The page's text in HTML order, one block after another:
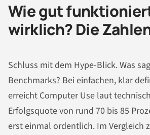
Wie gut
wirklich? Die
Schluss mit dem Hype-Blick. Was
Benchmarks? Bei einfachen, klar
erreicht Computer Use laut
Erfolgsquote von rund 70 bis 85
erst einmal ordentlich. Im Vergleich